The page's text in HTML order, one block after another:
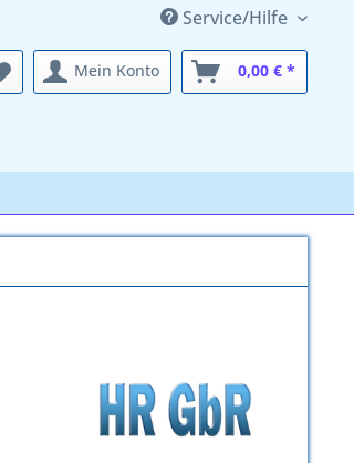
Service/Hilfe
Mein Konto 0,00 € *